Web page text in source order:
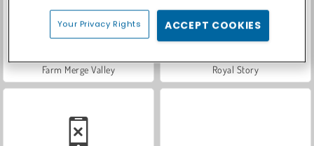
Farm Merge Valley Royal Story
Your Privacy Rights ACCEPT COOKIES